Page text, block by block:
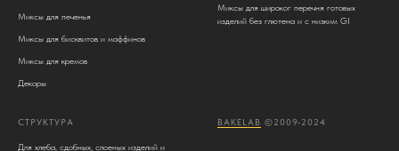
Миксы для печенья
Миксы для бисквитов и маффинов
Миксы для кремов
Декоры
Миксы для широког перечня готовых
изделий без глютена и с низким GI
СТРУКТУРА
Для хлеба, сдобных, слоеных изделий и
BAKELAB ©2009-2024